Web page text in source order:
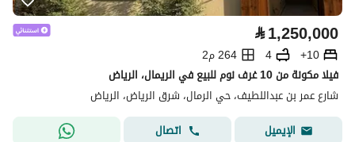
⃁1,250,000
10+
4
264 م2
فيلا مكونة من 10 غرف نوم للبيع في الريمال، الرياض
شارع عمر بن عبداللطيف، حي الرمال، شرق الرياض، الرياض
الإيميل
اتصال